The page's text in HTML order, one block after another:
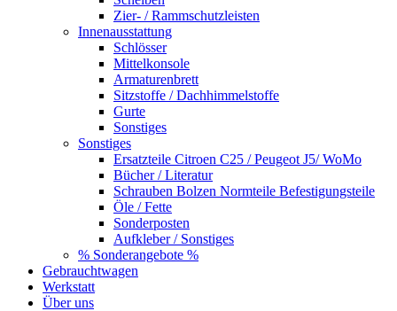
Zier- / Rammschutzleisten
Innenausstattung
Schlösser
Mittelkonsole
Armaturenbrett
Sitzstoffe / Dachhimmelstoffe
Gurte
Sonstiges
Sonstiges
Ersatzteile Citroen C25 / Peugeot J5/ WoMo
Bücher / Literatur
Schrauben Bolzen Normteile Befestigungsteile
Öle / Fette
Sonderposten
Aufkleber / Sonstiges
% Sonderangebote %
Gebrauchtwagen
Werkstatt
Über uns